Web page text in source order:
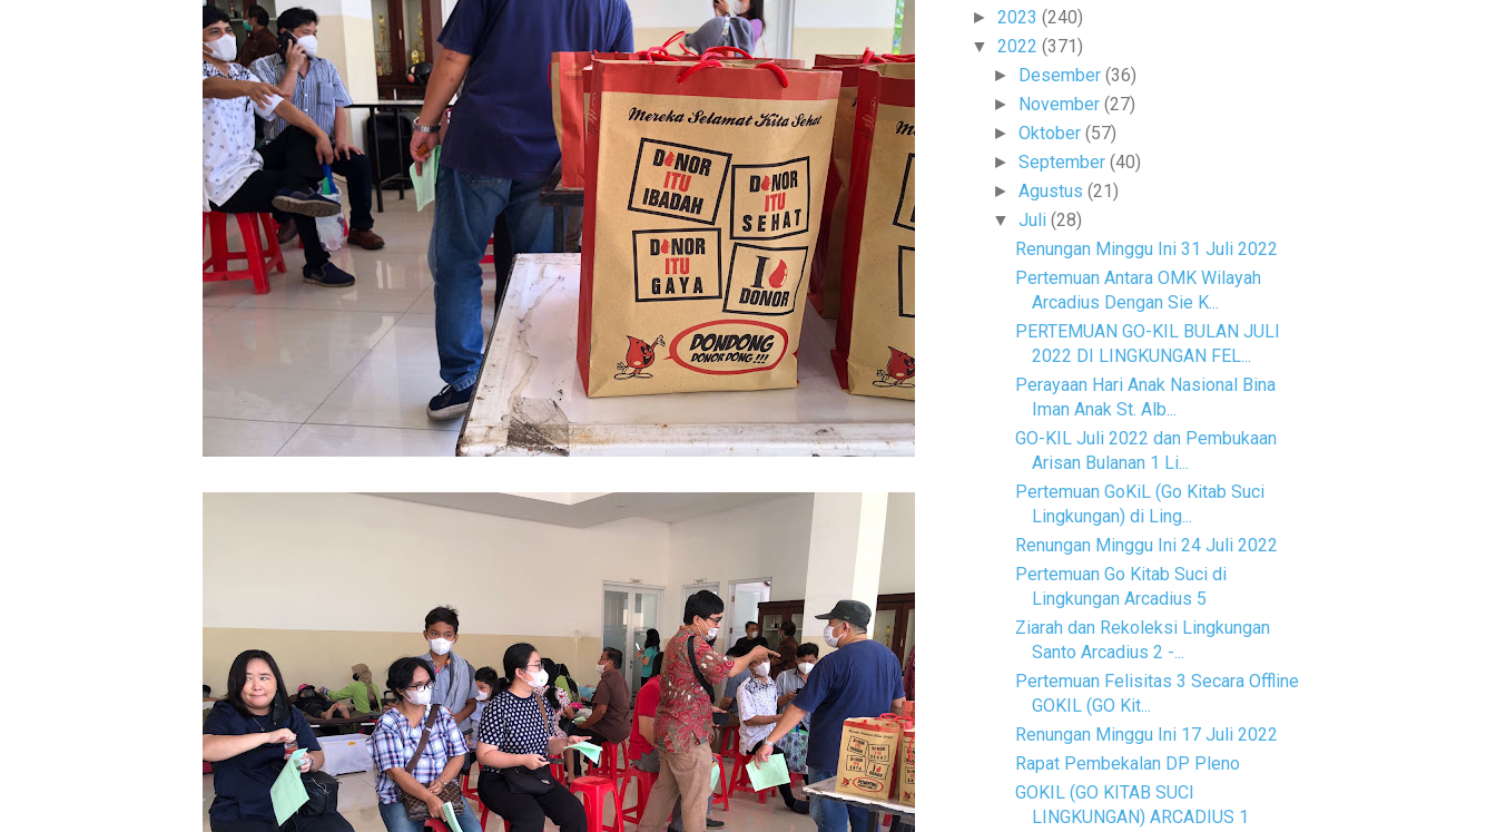
► 2023 (240)
▼ 2022 (371)
► Desember(36)
► November(27)
►Oktober(57)
►September(40)
►Agustus(21)
▼Juli(28)
Renungan Minggu Ini 31 Juli 2022
Pertemuan Antara OMK Wilayah
Arcadius Dengan Sie K...
PERTEMUAN GO-KIL BULAN JULI
2022 DI LINGKUNGAN FEL...
Perayaan Hari Anak Nasional Bina
Iman Anak St. Alb...
GO-KIL Juli 2022 dan Pembukaan
Arisan Bulanan 1 Li...
Pertemuan GoKiL (Go Kitab Suci
Lingkungan) di Ling...
Renungan Minggu Ini 24 Juli 2022
Pertemuan Go Kitab Suci di
Lingkungan Arcadius 5
Ziarah dan Rekoleksi Lingkungan
Santo Arcadius 2 -...
Pertemuan Felisitas 3 Secara Offline
GOKIL (GO Kit...
Renungan Minggu Ini 17 Juli 2022
Rapat Pembekalan DP Pleno
GOKIL (GO KITAB SUCI
LINGKUNGAN) ARCADIUS 1